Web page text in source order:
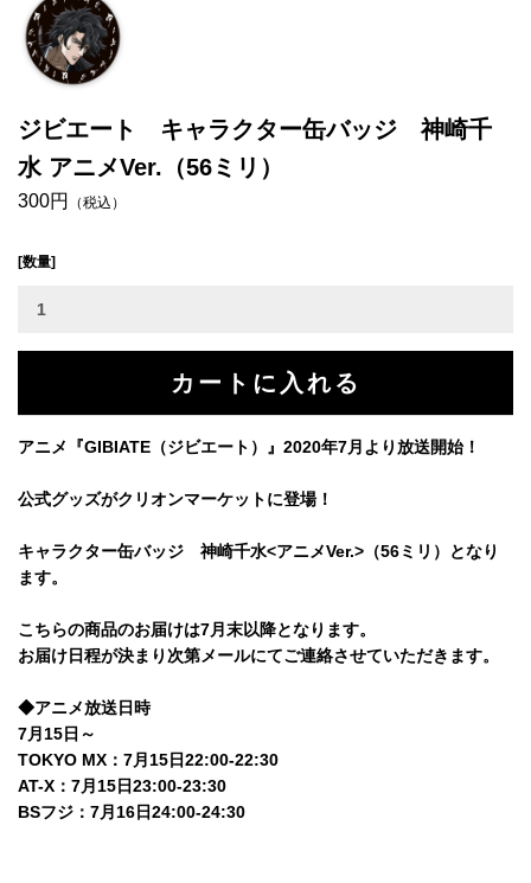
ジビエート キャラクター缶バッジ 神崎千
水 アニメVer.（56ミリ）
300円 （税込）
[数量]
アニメ『GIBIATE（ジビエート）』2020年7月より放送開始！
公式グッズがクリオンマーケットに登場！
キャラクター缶バッジ 神崎千水<アニメVer.>（56ミリ）となり
ます。
こちらの商品のお届けは7月末以降となります。
お届け日程が決まり次第メールにてご連絡させていただきます。
◆アニメ放送日時
7月15日～
TOKYO MX：7月15日22:00-22:30
AT-X：7月15日23:00-23:30
BSフジ：7月16日24:00-24:30